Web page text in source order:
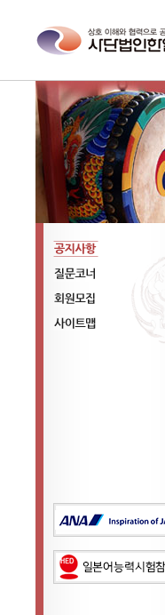
공지사항
질문코너
회원모집